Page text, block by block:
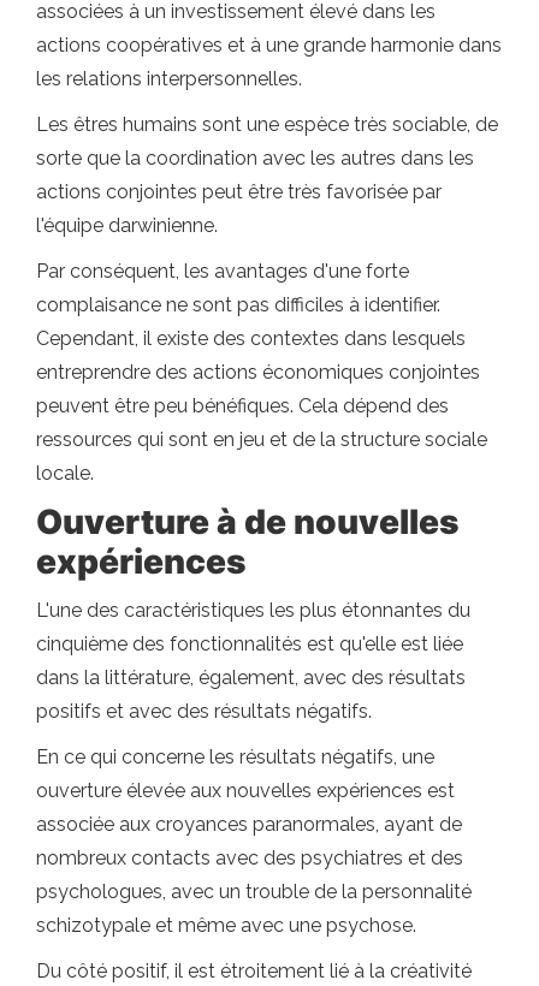
associées à un investissement élevé dans les
actions coopératives et à une grande harmonie dans
les relations interpersonnelles.
Les êtres humains sont une espèce très sociable, de
sorte que la coordination avec les autres dans les
actions conjointes peut être très favorisée par
l'équipe darwinienne.
Par conséquent, les avantages d'une forte
complaisance ne sont pas difficiles à identifier.
Cependant, il existe des contextes dans lesquels
entreprendre des actions économiques conjointes
peuvent être peu bénéfiques. Cela dépend des
ressources qui sont en jeu et de la structure sociale
locale.
Ouverture à de nouvelles
expériences
L'une des caractéristiques les plus étonnantes du
cinquième des fonctionnalités est qu'elle est liée
dans la littérature, également, avec des résultats
positifs et avec des résultats négatifs.
En ce qui concerne les résultats négatifs, une
ouverture élevée aux nouvelles expériences est
associée aux croyances paranormales, ayant de
nombreux contacts avec des psychiatres et des
psychologues, avec un trouble de la personnalité
schizotypale et même avec une psychose.
Du côté positif, il est étroitement lié à la créativité